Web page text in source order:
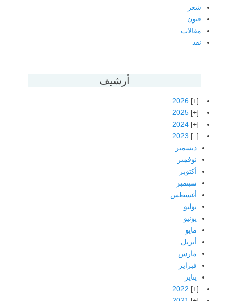
شعر
فنون
مقالات
نقد
أرشيف
2026
2025
2024
2023
ديسمبر
نوفمبر
أكتوبر
سبتمبر
أغسطس
يوليو
يونيو
مايو
أبريل
مارس
فبراير
يناير
2022